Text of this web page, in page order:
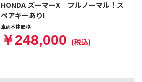
HONDA ズーマーX フルノーマル！ス
ペアキーあり!
車両本体価格
￥248,000 (税込)